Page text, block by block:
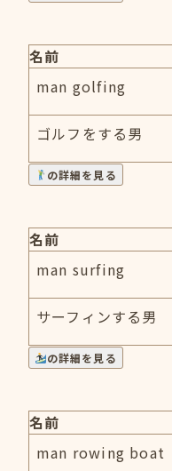
名前
man golfing
ゴルフをする男
の詳細を見る
名前
man surfing
サーフィンする男
の詳細を見る
名前
man rowing boat